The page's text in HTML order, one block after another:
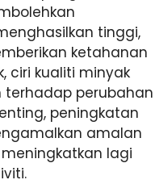
tinggi,
ketahanan
ciri kualiti minyak
perubahan
peningkatan
amalan
lagi